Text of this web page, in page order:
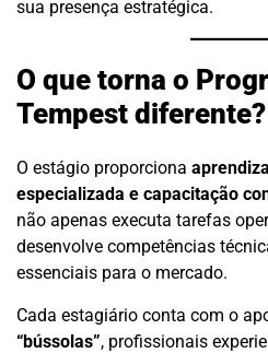
sua presença estratégica.
O que torna o
Tempest diferente?
O estágio proporciona
especializada e capacitação
não apenas executa tarefas
desenvolve competências
essenciais para o mercado.
Cada estagiário conta com o
“bússolas”, profissionais